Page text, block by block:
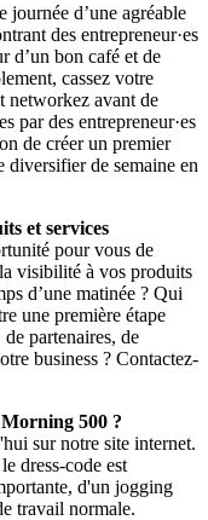
journée d’une agréable
des entrepreneur·es
d’un bon café et de
cassez votre
networkez avant de
par des entrepreneur·es
de créer un premier
diversifier de semaine en
et services
pour vous de
visibilité à vos produits
d’une matinée ? Qui
une première étape
partenaires, de
business ? Contactez-
500 ?
sur notre site internet.
dress-code est
d'un jogging
travail normale.